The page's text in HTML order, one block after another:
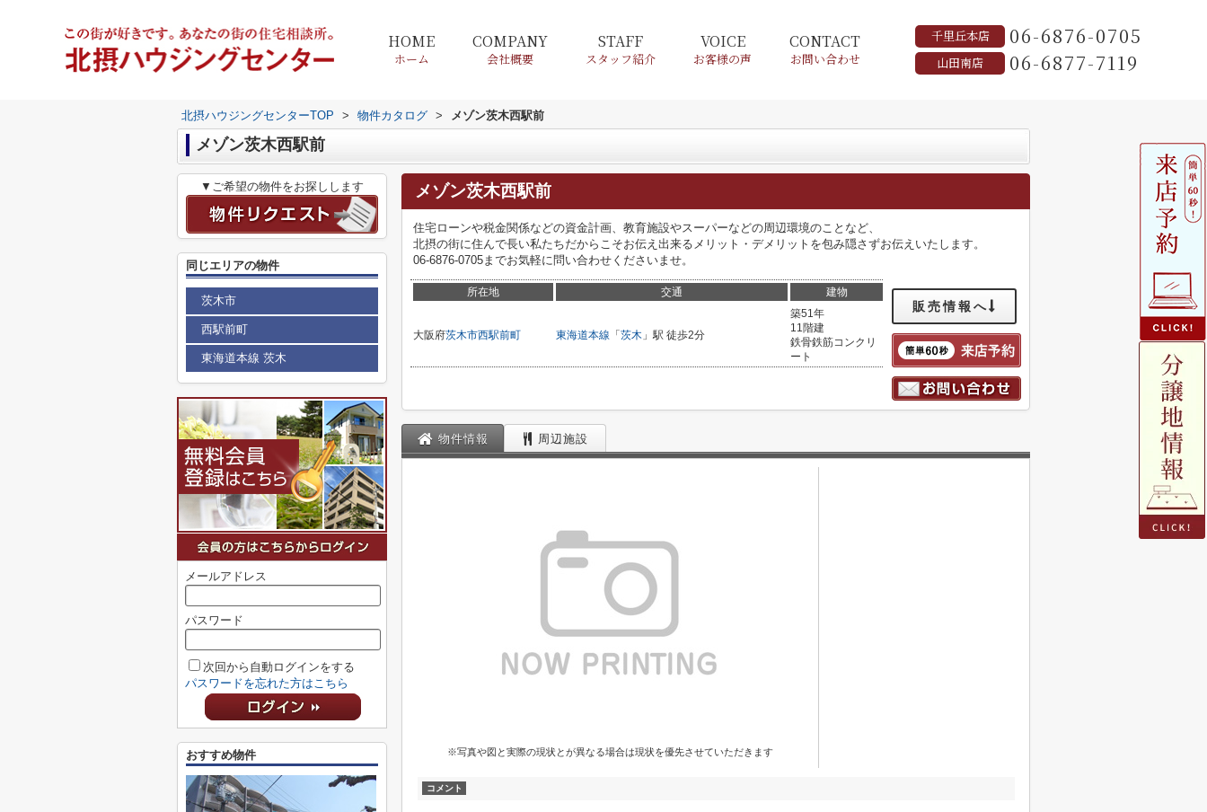
HOME
ホーム
COMPANY
会社概要
STAFF
スタッフ紹介
VOICE
お客様の声
CONTACT
お問い合わせ
千里丘本店 06-6876-0705
山田南店 06-6877-7119
北摂ハウジングセンターTOP > 物件カタログ > メゾン茨木西駅前
メゾン茨木西駅前
メゾン茨木西駅前
住宅ローンや税金関係などの資金計画、教育施設やスーパーなどの周辺環境のことなど、
北摂の街に住んで長い私たちだからこそお伝え出来るメリット・デメリットを包み隠さずお伝えいたします。
06-6876-0705までお気軽に問い合わせくださいませ。
所在地 交通 建物
大阪府茨木市西駅前町 東海道本線 「 茨木 」駅 徒歩2分
築51年
11階建
鉄骨鉄筋コンクリ
ート
販売情報へ
物件情報 周辺施設
※写真や図と実際の現状とが異なる場合は現状を優先させていただきます
コメント
▼ご希望の物件をお探しします
同じエリアの物件
茨木市
西駅前町
東海道本線 茨木
メールアドレス
パスワード
次回から自動ログインをする
パスワードを忘れた方はこちら
おすすめ物件